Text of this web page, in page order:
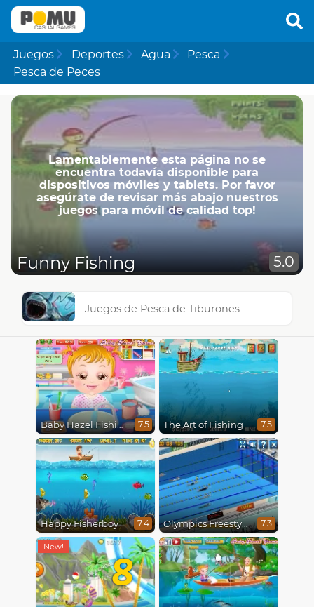
Juegos Deportes Agua
Pesca
Pesca de Peces
Lamentablemente esta página no se
encuentra todavía disponible para
dispositivos móviles y tablets. Por favor
asegúrate de revisar más abajo nuestros
juegos para móvil de calidad top!
Funny Fishing 5.0
Juegos de Pesca de Tiburones
Baby Hazel Fishing Time 7.5 The Art of Fishing 7.5
Happy Fisherboy 7.4 Olympics Freestyle 7.3
8